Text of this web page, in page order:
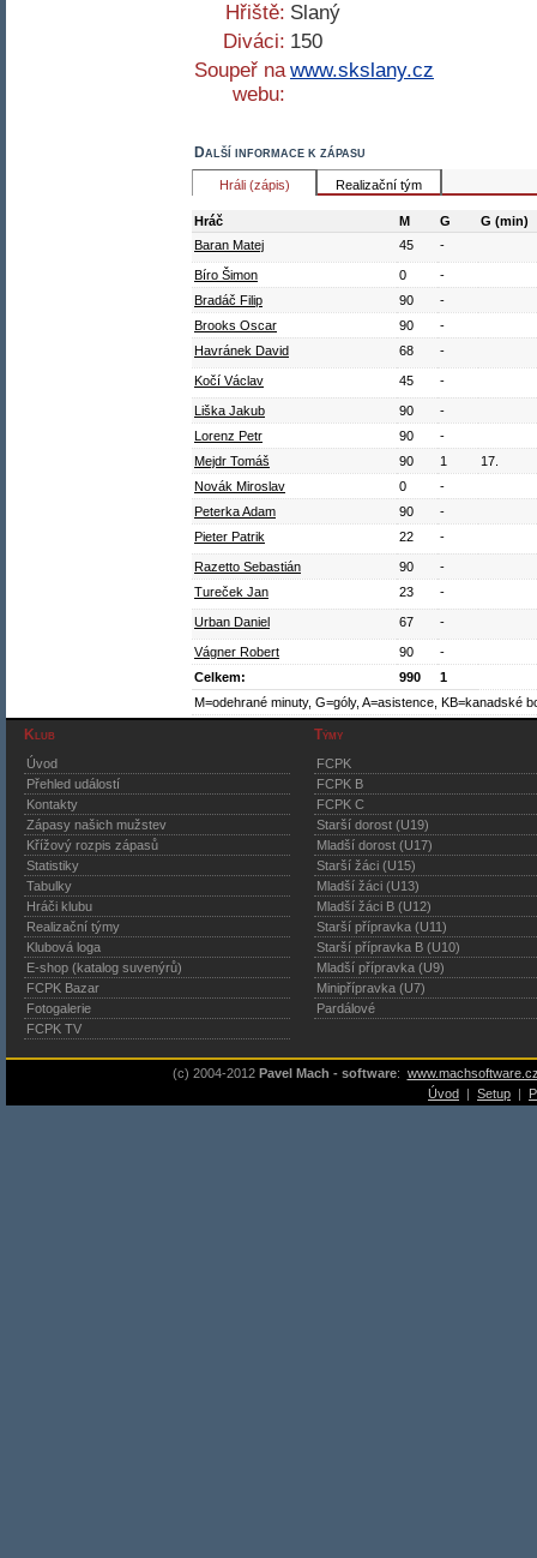
Hřiště: Slaný
Diváci: 150
Soupeř na
webu:
www.skslany.cz
Další informace k zápasu
Hráli (zápis) Realizační tým
Hráč M G
G (min)
Baran Matej
45 -
Bíro Šimon 0
-
Bradáč Filip
90
-
Brooks Oscar
90
-
Havránek David
68 -
Kočí Václav 45 -
Liška Jakub 90
-
Lorenz Petr
90
-
Mejdr Tomáš
90 1
17.
Novák Miroslav
0
-
Peterka Adam
90
-
Pieter Patrik
22 -
Razetto Sebastián 90
-
Tureček Jan
23 -
Urban Daniel 67 -
Vágner Robert 90
-
Celkem:
990
1
M=odehrané minuty, G=góly, A=asistence, KB=kanadské
Klub
Úvod
Přehled událostí
Kontakty
Zápasy našich mužstev
Křížový rozpis zápasů
Statistiky
Tabulky
Hráči klubu
Realizační týmy
Klubová loga
E-shop (katalog suvenýrů)
FCPK Bazar
Fotogalerie
FCPK TV
Týmy
FCPK
FCPK B
FCPK C
Starší dorost (U19)
Mladší dorost (U17)
Starší žáci (U15)
Mladší žáci (U13)
Mladší žáci B (U12)
Starší přípravka (U11)
Starší přípravka B (U10)
Mladší přípravka (U9)
Minipřípravka (U7)
Pardálové
(c) 2004-2012 Pavel Mach - software:
Úvod | Setup |